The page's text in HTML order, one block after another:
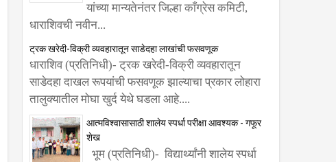
यांच्या मान्यतेनंतर जिल्हा काँग्रेस कमिटी,
धाराशिवची नवीन...
ट्रक खरेदी-विक्री व्यवहारातून साडेदहा लाखांची फसवणूक
धाराशिव (प्रतिनिधी)- ट्रक खरेदी-विक्री व्यवहारातून
साडेदहा दाखल रूपयांची फसवणूक झाल्याचा प्रकार लोहारा
तालुक्यातील मोघा खुर्द येथे घडला आहे....
आत्मविश्वासासाठी शालेय स्पर्धा परीक्षा आवश्यक - गफूर
शेख
भूम (प्रतिनिधी)- विद्यार्थ्यांनी शालेय स्पर्धा